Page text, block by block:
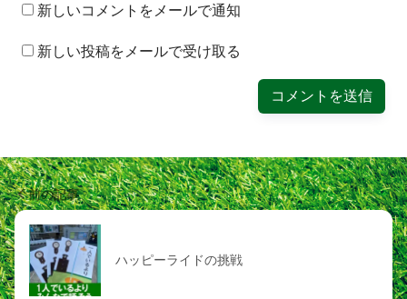
新しいコメントをメールで通知
新しい投稿をメールで受け取る
前の記事
ハッピーライドの挑戦